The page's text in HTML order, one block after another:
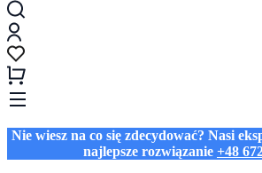
Nie wiesz na co się zdecydować? Nasi
najlepsze rozwiązanie +48